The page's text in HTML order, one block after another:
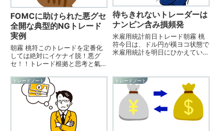
FOMCに助けられた悪グセ
全開な典型的NGトレード
実例
朝霧 桃符このトレードを定番化
しては絶対にイケナイ脱！悪グ
セ！！トレード根拠と思考と氣づ
型は明確になっていますか？ポン
ドドル（GBPUSD）買い ビビり
トレードトレード1：GBPUSD
14:56 Buy 1....
待ちきれないトレーダーは
ナンピン含み損頻発
米雇用統計前日トレード朝霧 桃
符今日は、ドル円が橫ヨコ状態で
米雇用統計を明日にひかえている
イングトレードでスタートトレー
ド根拠と思考・心境トレード1：
GBPUSD 13:33 Se...
トレードノート トレードノート